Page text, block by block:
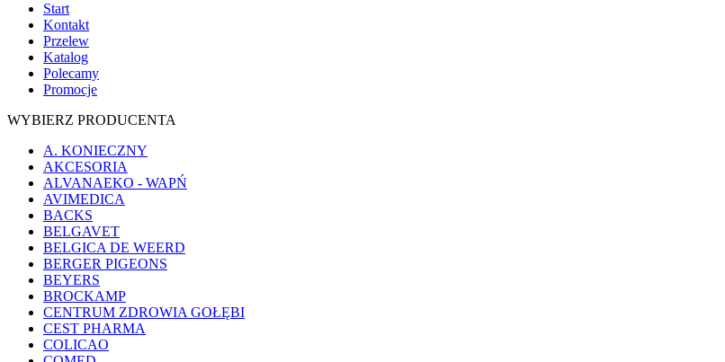
Start
Kontakt
Przelew
Katalog
Polecamy
Promocje
WYBIERZ PRODUCENTA
A. KONIECZNY
AKCESORIA
ALVANAEKO - WAPŃ
AVIMEDICA
BACKS
BELGAVET
BELGICA DE WEERD
BERGER PIGEONS
BEYERS
BROCKAMP
CENTRUM ZDROWIA GOŁĘBI
CEST PHARMA
COLICAO